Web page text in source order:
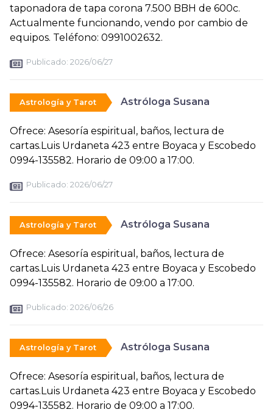
taponadora de tapa corona 7.500 BBH de 600c.
Actualmente funcionando, vendo por cambio de
equipos. Teléfono: 0991002632.
Publicado: 2026/06/27
Astrología y Tarot Astróloga Susana
Ofrece: Asesoría espiritual, baños, lectura de
cartas.Luis Urdaneta 423 entre Boyaca y Escobedo
0994-135582. Horario de 09:00 a 17:00.
Publicado: 2026/06/27
Astrología y Tarot Astróloga Susana
Ofrece: Asesoría espiritual, baños, lectura de
cartas.Luis Urdaneta 423 entre Boyaca y Escobedo
0994-135582. Horario de 09:00 a 17:00.
Publicado: 2026/06/26
Astrología y Tarot Astróloga Susana
Ofrece: Asesoría espiritual, baños, lectura de
cartas.Luis Urdaneta 423 entre Boyaca y Escobedo
0994-135582. Horario de 09:00 a 17:00.